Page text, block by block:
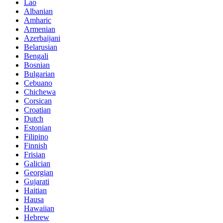
Lao
Albanian
Amharic
Armenian
Azerbaijani
Belarusian
Bengali
Bosnian
Bulgarian
Cebuano
Chichewa
Corsican
Croatian
Dutch
Estonian
Filipino
Finnish
Frisian
Galician
Georgian
Gujarati
Haitian
Hausa
Hawaiian
Hebrew